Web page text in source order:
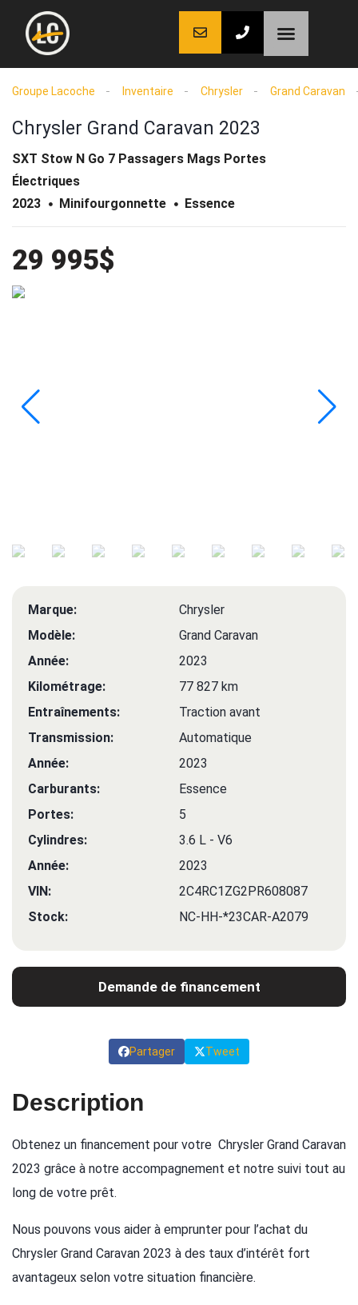
Groupe Lacoche Inventaire Chrysler Grand Caravan
Chrysler Grand Caravan 2023
SXT Stow N Go 7 Passagers Mags Portes
Électriques
2023
Minifourgonnette Essence
29 995$
Marque:
Chrysler
Modèle:
Grand Caravan
Année:
2023
Kilométrage:
77 827 km
Entraînements:
Traction avant
Transmission:
Automatique
Année:
2023
Carburants:
Essence
Portes:
5
Cylindres:
3.6 L - V6
Année:
2023
VIN:
2C4RC1ZG2PR608087
Stock:
NC-HH-*23CAR-A2079
Demande de financement
Partager Tweet
Description
Obtenez un financement pour votre Chrysler Grand Caravan
2023 grâce à notre accompagnement et notre suivi tout au
long de votre prêt.
Nous pouvons vous aider à emprunter pour l’achat du
Chrysler Grand Caravan 2023 à des taux d’intérêt fort
avantageux selon votre situation financière.